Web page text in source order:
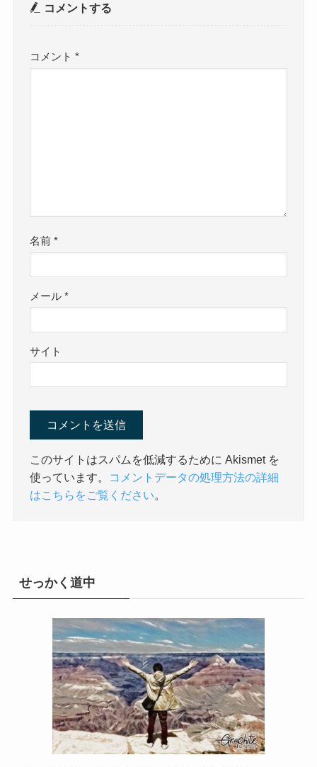
コメントする
コメント*
名前*
メール*
サイト
このサイトはスパムを低減するために Akismet を
使っています。
コメントデータの処理方法の詳細
はこちらをご覧ください。
せっかく道中